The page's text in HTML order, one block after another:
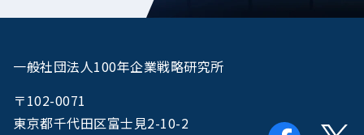
一般社団法人100年企業戦略研究所
〒102-0071
東京都千代田区富士見2-10-2